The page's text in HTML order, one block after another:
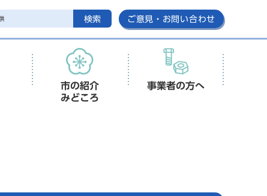
検索 ご意見・お問い合わせ
市の紹介
みどころ
事業者の方へ